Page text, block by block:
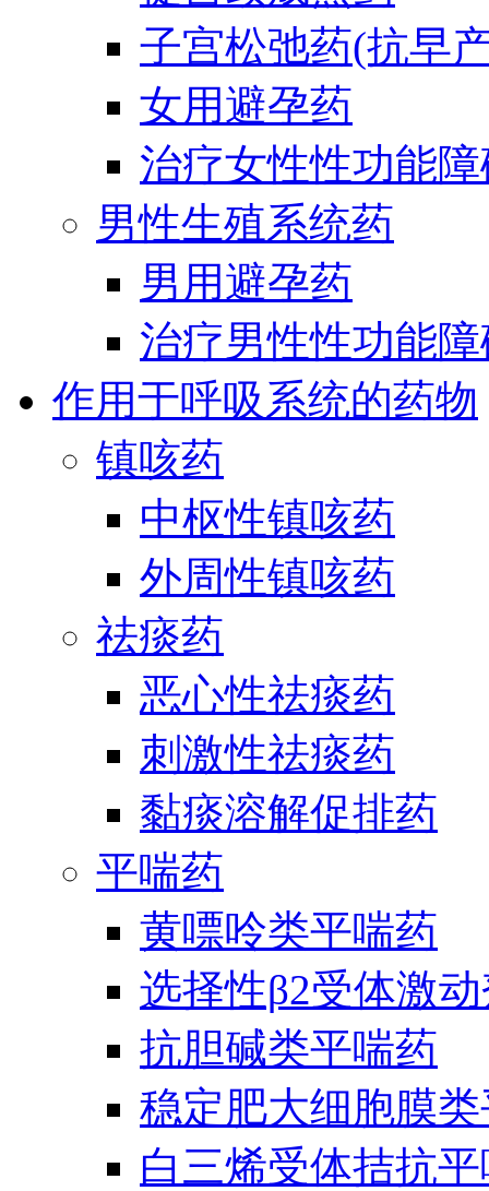
子宫松弛药(抗早
女用避孕药
治疗女性性功能
男性生殖系统药
男用避孕药
治疗男性性功能
作用于呼吸系统的药物
镇咳药
中枢性镇咳药
外周性镇咳药
祛痰药
恶心性祛痰药
刺激性祛痰药
黏痰溶解促排药
平喘药
黄嘌呤类平喘药
选择性β2受体激
抗胆碱类平喘药
稳定肥大细胞膜
白三烯受体拮抗